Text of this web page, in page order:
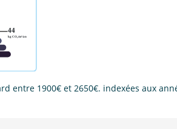
entre 1900€ et 2650€. indexées aux